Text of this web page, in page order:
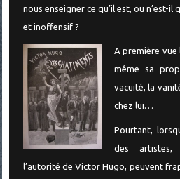
nous enseigner ce qu’il est, ou n’est-il
et inoffensif ?
A première vue
même sa
vacuité, la
chez lui…
Pourtant,
des artistes,
l’autorité de Victor Hugo, peuvent